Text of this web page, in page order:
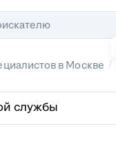
в Москве /